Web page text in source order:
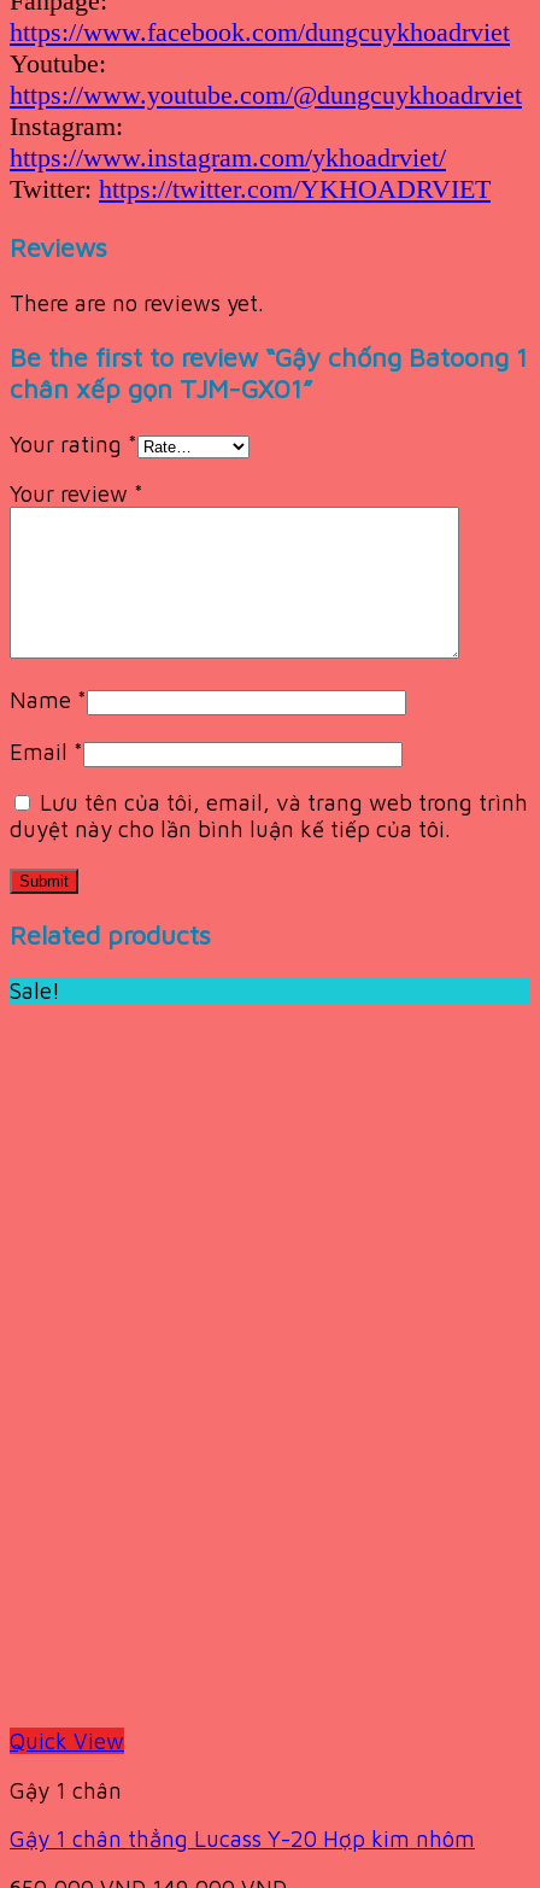
https://www.facebook.com/dungcuykhoadrviet
Youtube:
https://www.youtube.com/@dungcuykhoadrviet
Instagram:
https://www.instagram.com/ykhoadrviet/
Twitter: https://twitter.com/YKHOADRVIET
Reviews
There are no reviews yet.
Be the first to review “Gậy chống Batoong 1
chân xếp gọn TJM-GX01”
Your rating *
Your review *
Name *
Email *
Lưu tên của tôi, email, và trang web trong trình
duyệt này cho lần bình luận kế tiếp của tôi.
Related products
Sale!
Quick View
Gậy 1 chân
Gậy 1 chân thẳng Lucass Y-20 Hợp kim nhôm